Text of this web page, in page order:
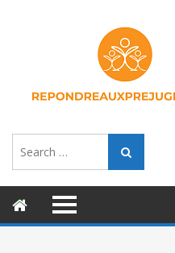
for:
Search